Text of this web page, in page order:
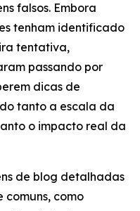
falsos. Embora
tenham identificado
tentativa,
passando por
dicas de
tanto a escala da
o impacto real da
de blog detalhadas
como